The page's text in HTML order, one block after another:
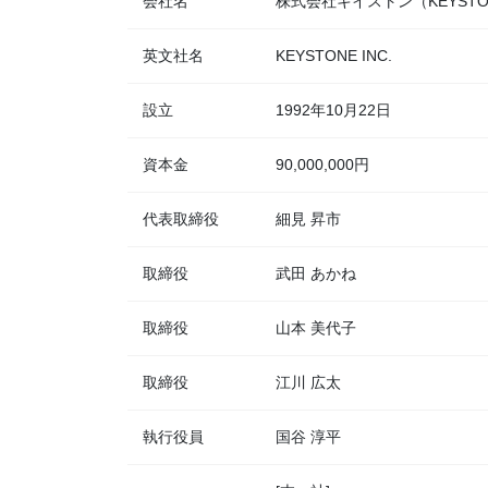
英文社名 KEYSTONE INC.
設立 1992年10月22日
資本金 90,000,000円
代表取締役 細見 昇市
取締役 武田 あかね
取締役 山本 美代子
取締役 江川 広太
執行役員 国谷 淳平